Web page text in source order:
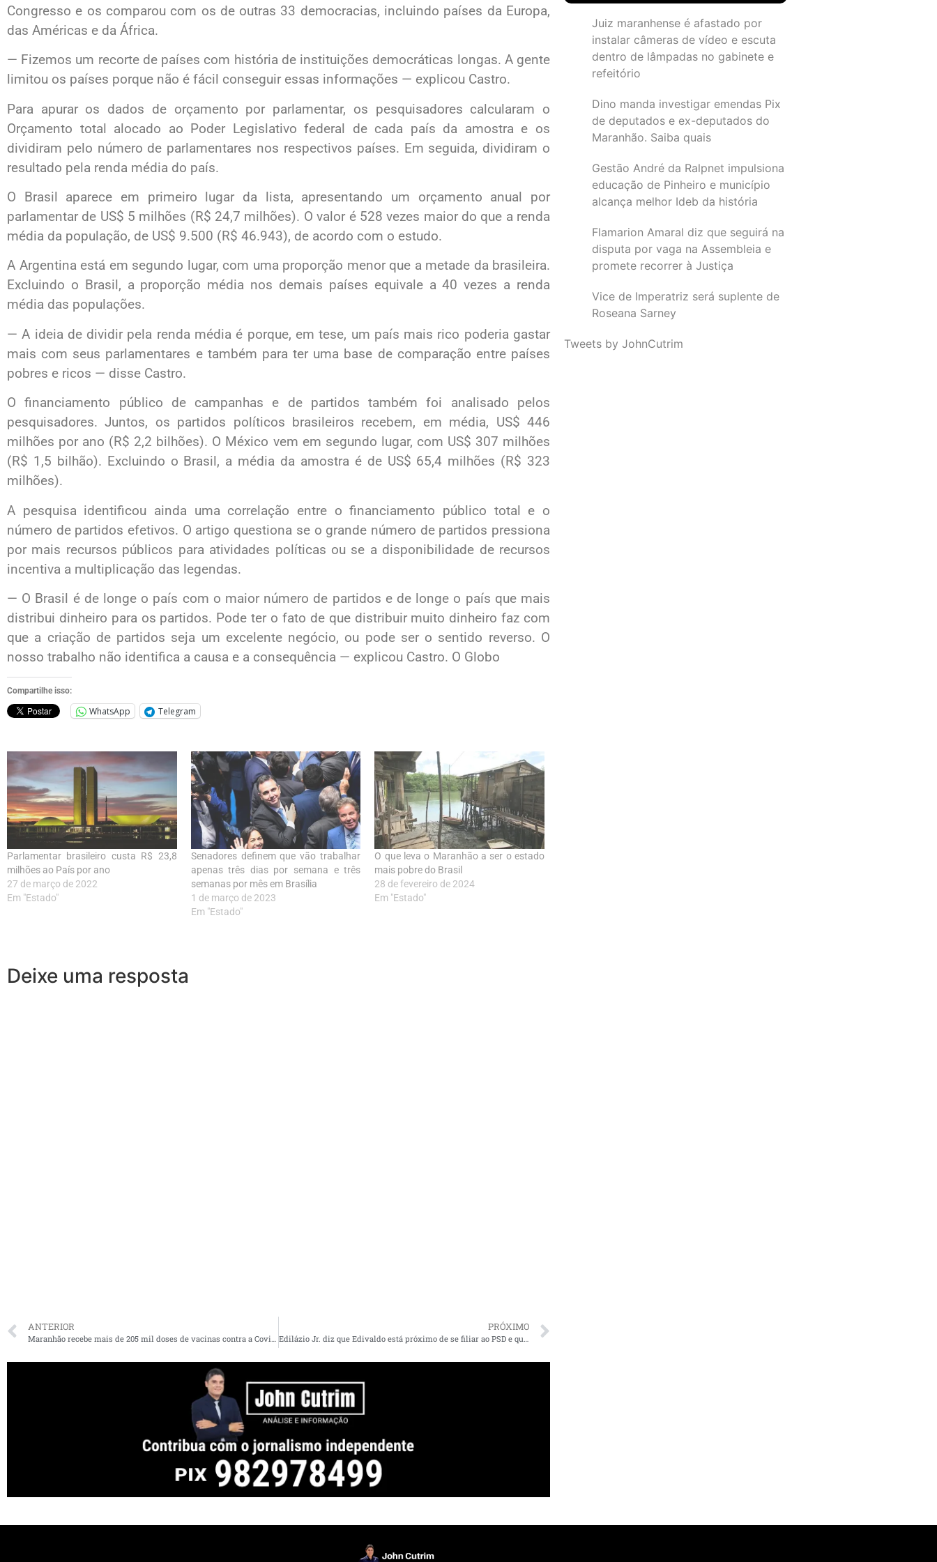
Congresso e os comparou com os de outras 33 democracias, incluindo países da Europa,
das Américas e da África.
— Fizemos um recorte de países com história de instituições democráticas longas. A gente
limitou os países porque não é fácil conseguir essas informações — explicou Castro.
Para apurar os dados de orçamento por parlamentar, os pesquisadores calcularam o
Orçamento total alocado ao Poder Legislativo federal de cada país da amostra e os
dividiram pelo número de parlamentares nos respectivos países. Em seguida, dividiram o
resultado pela renda média do país.
O Brasil aparece em primeiro lugar da lista, apresentando um orçamento anual por
parlamentar de US$ 5 milhões (R$ 24,7 milhões). O valor é 528 vezes maior do que a renda
média da população, de US$ 9.500 (R$ 46.943), de acordo com o estudo.
A Argentina está em segundo lugar, com uma proporção menor que a metade da brasileira.
Excluindo o Brasil, a proporção média nos demais países equivale a 40 vezes a renda
média das populações.
— A ideia de dividir pela renda média é porque, em tese, um país mais rico poderia gastar
mais com seus parlamentares e também para ter uma base de comparação entre países
pobres e ricos — disse Castro.
O financiamento público de campanhas e de partidos também foi analisado pelos
pesquisadores. Juntos, os partidos políticos brasileiros recebem, em média, US$ 446
milhões por ano (R$ 2,2 bilhões). O México vem em segundo lugar, com US$ 307 milhões
(R$ 1,5 bilhão). Excluindo o Brasil, a média da amostra é de US$ 65,4 milhões (R$ 323
milhões).
A pesquisa identificou ainda uma correlação entre o financiamento público total e o
número de partidos efetivos. O artigo questiona se o grande número de partidos pressiona
por mais recursos públicos para atividades políticas ou se a disponibilidade de recursos
incentiva a multiplicação das legendas.
— O Brasil é de longe o país com o maior número de partidos e de longe o país que mais
distribui dinheiro para os partidos. Pode ter o fato de que distribuir muito dinheiro faz com
que a criação de partidos seja um excelente negócio, ou pode ser o sentido reverso. O
nosso trabalho não identifica a causa e a consequência — explicou Castro. O Globo
Compartilhe isso:
WhatsApp Telegram
Parlamentar brasileiro custa R$ 23,8
milhões ao País por ano
27 de março de 2022
Em "Estado"
Senadores definem que vão trabalhar
apenas três dias por semana e três
semanas por mês em Brasília
1 de março de 2023
Em "Estado"
O que leva o Maranhão a ser o estado
mais pobre do Brasil
28 de fevereiro de 2024
Em "Estado"
Deixe uma resposta
ANTERIOR PRÓXIMO
Juiz maranhense é afastado por
instalar câmeras de vídeo e escuta
dentro de lâmpadas no gabinete e
refeitório
Dino manda investigar emendas Pix
de deputados e ex-deputados do
Maranhão. Saiba quais
Gestão André da Ralpnet impulsiona
educação de Pinheiro e município
alcança melhor Ideb da história
Flamarion Amaral diz que seguirá na
disputa por vaga na Assembleia e
promete recorrer à Justiça
Vice de Imperatriz será suplente de
Roseana Sarney
Tweets by JohnCutrim